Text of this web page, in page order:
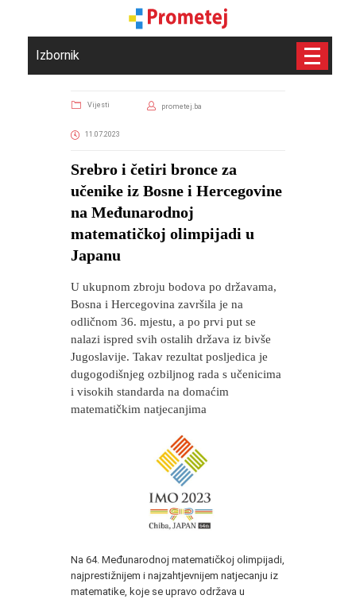
Izbornik
Vijesti prometej.ba
11.07.2023
Srebro i četiri bronce za
učenike iz Bosne i Hercegovine
na Međunarodnoj
matematičkoj olimpijadi u
Japanu
U ukupnom zbroju bodova po državama,
Bosna i Hercegovina završila je na
odličnom 36. mjestu, a po prvi put se
nalazi ispred svih ostalih država iz bivše
Jugoslavije. Takav rezultat posljedica je
dugogodišnjeg ozbiljnog rada s učenicima
i visokih standarda na domaćim
matematičkim natjecanjima
Na 64. Međunarodnoj matematičkoj olimpijadi,
najprestižnijem i najzahtjevnijem natjecanju iz
matematike, koje se upravo održava u